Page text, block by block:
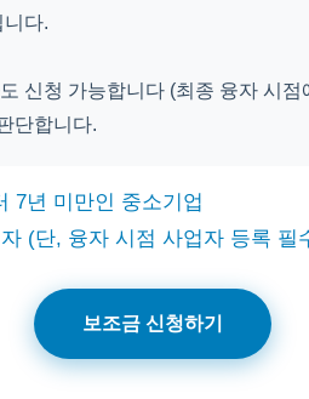
다.
신청 가능합니다 (최종 융자 시
단합니다.
7년 미만인 중소기업
(단, 융자 시점 사업자 등록 필
보조금 신청하기